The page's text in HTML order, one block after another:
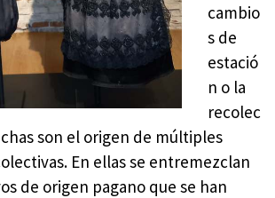
cambio
s de
estació
n o la
recolec
son el origen de múltiples
En ellas se entremezclan
de origen pagano que se han